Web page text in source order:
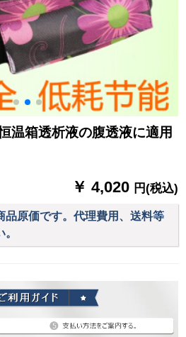
温箱透析液の腹透液に適用
￥ 4,020 円(税込)
品原価です。代理費用、送料等